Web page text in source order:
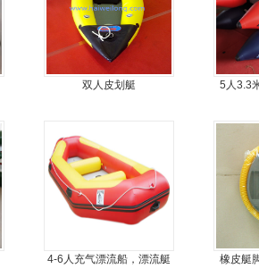
双人皮划艇
5人3.3
4-6人充气漂流船，漂流艇 橡皮艇